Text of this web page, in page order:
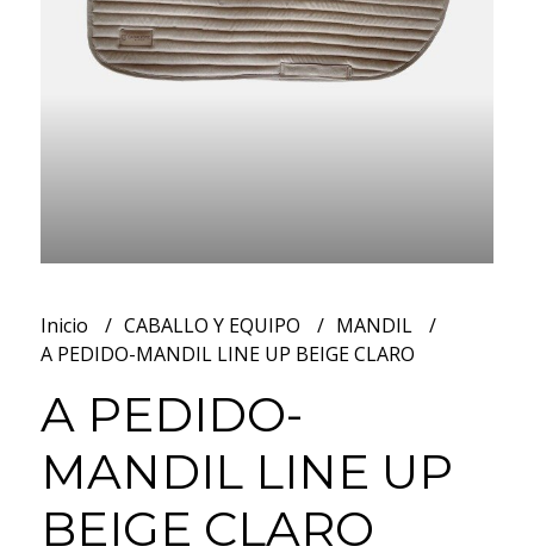
Inicio CABALLO Y EQUIPO
MANDIL
A PEDIDO-MANDIL LINE UP BEIGE CLARO
A PEDIDO-
MANDIL LINE UP
BEIGE CLARO